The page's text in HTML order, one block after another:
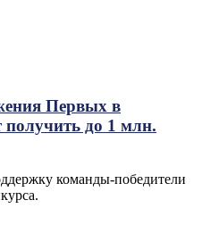
Первых в
получить до 1 млн.
команды-победители